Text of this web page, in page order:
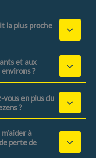
la plus proche
et aux
?
en plus du
?
à
perte de